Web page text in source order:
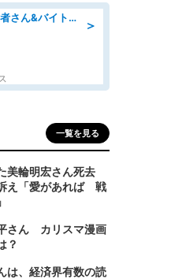
＞
ホールスタッフ/「未経験者さん&バイトデビューも大歓迎」残業ほぼなし×1日3時間〜勤務OK!フォロー体制も充実/広島県/広島市南区
一覧を見る
美輪明宏さん死去
え「愛があれば 戦
さん カリスマ漫画
？
は、経済界有数の読